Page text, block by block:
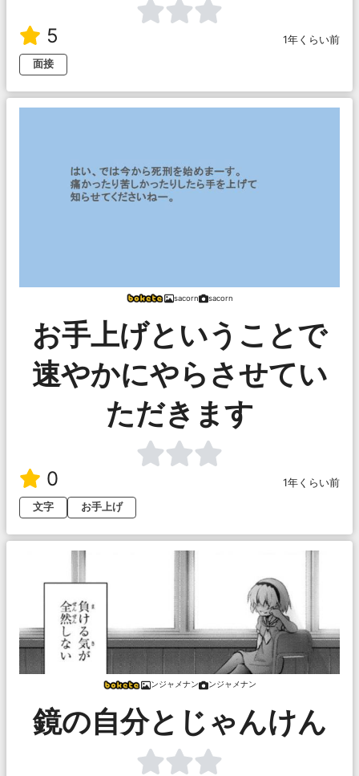
5
1年くらい前
面接
sacorn sacorn
お手上げということで
速やかにやらさせてい
ただきます
0
1年くらい前
文字
お手上げ
ンジャメナン ンジャメナン
鏡の自分とじゃんけん